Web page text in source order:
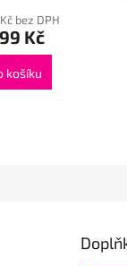
bez DPH
Kč
košíku